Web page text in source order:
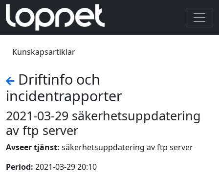
Kunskapsartiklar
Driftinfo och
incidentrapporter
2021-03-29 säkerhetsuppdatering
av ftp server
Avseer tjänst: säkerhetsuppdatering av ftp server
Period: 2021-03-29 20:10